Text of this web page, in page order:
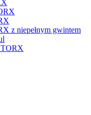
z niepełnym gwintem
TORX